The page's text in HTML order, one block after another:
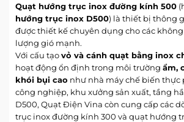
Quạt hướng trục inox đường kính 500
hướng trục inox D500) là thiết bị thông
được thiết kế chuyên dụng cho các
lượng gió mạnh.
Với cấu tạovỏ và cánh quạt bằng inox
hoạt động ổn định trong môi trường ẩm,
khói bụi cao như nhà máy chế biến thực
công nghiệp, khu xưởng sản xuất, tầng
D500, Quạt Điện Vina còn cung cấp các
trục inox đường kính 300 và quạt hướng